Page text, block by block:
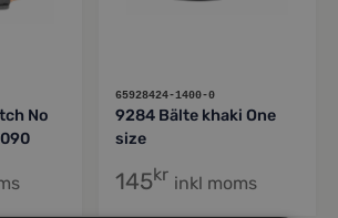
No
65928424-1400-0
9284 Bälte khaki One
size
145kr inkl moms